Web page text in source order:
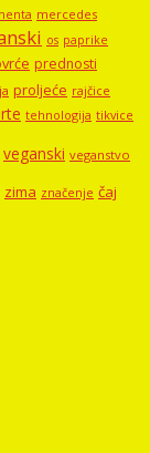
mercedes
os paprike
prednosti
proljeće rajčice
tehnologija tikvice
veganski veganstvo
zima značenje čaj